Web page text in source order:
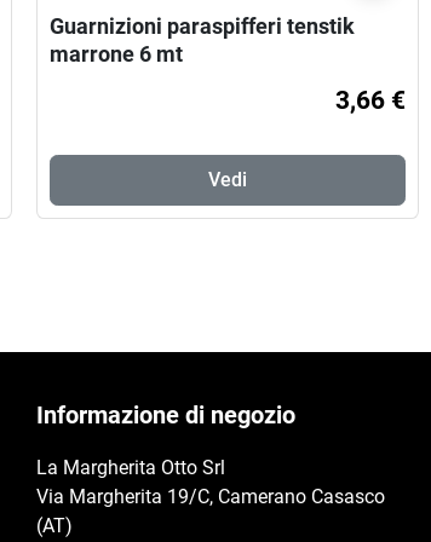
Guarnizioni paraspifferi tenstik
marrone 6 mt
3,66 €
Vedi
Informazione di negozio
La Margherita Otto Srl
Via Margherita 19/C, Camerano Casasco
(AT)